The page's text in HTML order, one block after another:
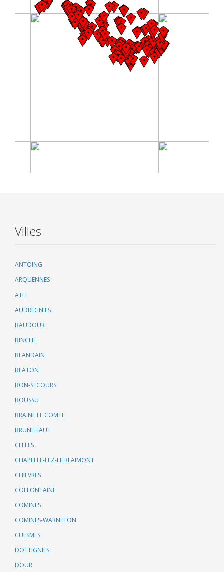
Villes
ANTOING
ARQUENNES
ATH
AUDREGNIES
BAUDOUR
BINCHE
BLANDAIN
BLATON
BON-SECOURS
BOUSSU
BRAINE LE COMTE
BRUNEHAUT
CELLES
CHAPELLE-LEZ-HERLAIMONT
CHIEVRES
COLFONTAINE
COMINES
COMINES-WARNETON
CUESMES
DOTTIGNIES
DOUR